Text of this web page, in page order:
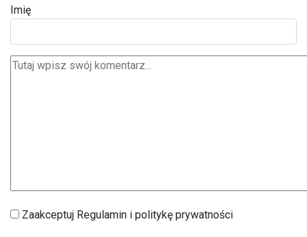
Imię
Zaakceptuj Regulamin i politykę prywatności